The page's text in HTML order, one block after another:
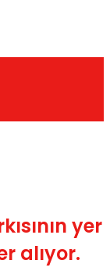
yer
alıyor.